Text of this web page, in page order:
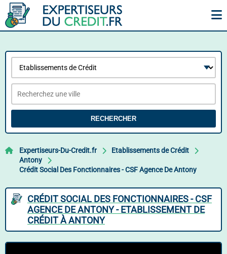
RECHERCHER
Expertiseurs-Du-Credit.fr
Etablissements de Crédit
Antony
Crédit Social Des Fonctionnaires - CSF Agence De Antony
CRÉDIT SOCIAL DES FONCTIONNAIRES - CSF
AGENCE DE ANTONY - ETABLISSEMENT DE
CRÉDIT À ANTONY